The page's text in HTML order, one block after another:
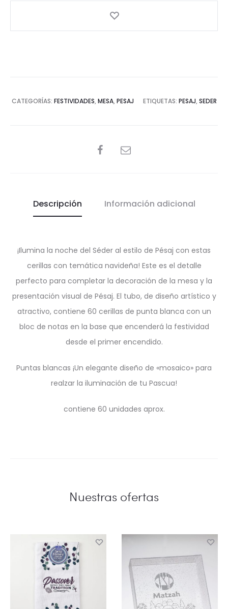
CATEGORÍAS: FESTIVIDADES, MESA, PESAJ ETIQUETAS: PESAJ, SEDER
SHARE
Descripción Información adicional
¡Ilumina la noche del Séder al estilo de Pésaj con estas
cerillas con temática navideña! Este es el detalle
perfecto para completar la decoración de la mesa y la
presentación visual de Pésaj. El tubo, de diseño artístico y
atractivo, contiene 60 cerillas de punta blanca con un
bloc de notas en la base que encenderá la festividad
desde el primer encendido.
Puntas blancas ¡Un elegante diseño de «mosaico» para
realzar la iluminación de tu Pascua!
contiene 60 unidades aprox.
Nuestras ofertas